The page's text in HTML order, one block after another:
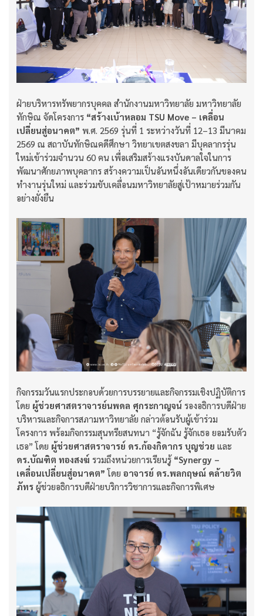
ฝ่ายบริหารทรัพยากรบุคคล สำนักงานมหาวิทยาลัย มหาวิทยาลัย
ทักษิณ จัดโครงการ “สร้างเบ้าหลอม TSU Move – เคลื่อน
เปลี่ยนสู่อนาคต” พ.ศ. 2569 รุ่นที่ 1 ระหว่างวันที่ 12–13 มีนาคม
2569 ณ สถาบันทักษิณคดีศึกษา วิทยาเขตสงขลา มีบุคลากรรุ่น
ใหม่เข้าร่วมจำนวน 60 คน เพื่อเสริมสร้างแรงบันดาลใจในการ
พัฒนาศักยภาพบุคลากร สร้างความเป็นอันหนึ่งอันเดียวกันของคน
ทำงานรุ่นใหม่ และร่วมขับเคลื่อนมหาวิทยาลัยสู่เป้าหมายร่วมกัน
อย่างยั่งยืน
กิจกรรมวันแรกประกอบด้วยการบรรยายและกิจกรรมเชิงปฏิบัติการ
โดย ผู้ช่วยศาสตราจารย์นพดล ศุกระกาญจน์ รองอธิการบดีฝ่าย
บริหารและกิจการสภามหาวิทยาลัย กล่าวต้อนรับผู้เข้าร่วม
โครงการ พร้อมกิจกรรมสุนทรียสนทนา “รู้จักฉัน รู้จักเธอ ยอมรับตัว
เธอ” โดย ผู้ช่วยศาสตราจารย์ ดร.ก้องกิดากร บุญช่วย และ
ดร.บัณฑิต ทองสงฆ์ รวมถึงหน่วยการเรียนรู้ “Synergy –
เคลื่อนเปลี่ยนสู่อนาคต” โดย อาจารย์ ดร.พลกฤษณ์ คล้ายวิต
ภัทร ผู้ช่วยอธิการบดีฝ่ายบริการวิชาการและกิจการพิเศษ